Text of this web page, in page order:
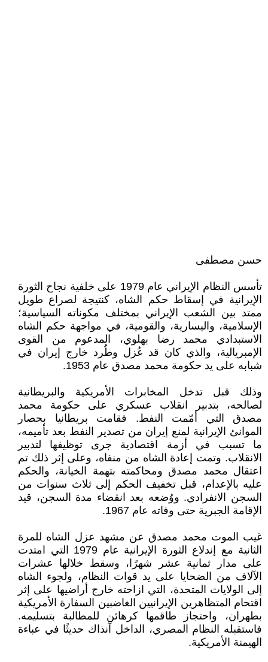
حسن مصطفى
تأسس النظام الإيراني عام 1979 على خلفية نجاح الثورة
الإيرانية في إسقاط حكم الشاه، كنتيجة لصراع طويل
ممتد بين الشعب الإيراني بمختلف مكوناته السياسية؛
الإسلامية، واليسارية، والقومية، في مواجهة حكم الشاه
الاستبدادي محمد رضا بهلوي، المدعوم من القوى
الإمبريالية، والذي كان قد عُزل وطُرد خارج إيران في
شبابه على يد حكومة محمد مصدق عام 1953.
وذلك قبل تدخل المخابرات الأمريكية والبريطانية
لصالحه، بتدبير انقلاب عسكري على حكومة محمد
مصدق التي أمّمت النفط. فقامت بريطانيا بحصار
الموانئ الإيرانية لمنع إيران من تصدير النفط بعد تأميمه،
ما تسبب في أزمة اقتصادية جرى توظيفها لتدبير
الانقلاب. وتمت إعادة الشاه من منفاه، وعلى إثر ذلك تم
اعتقال محمد مصدق ومحاكمته بتهمة الخيانة، والحكم
عليه بالإعدام، قبل تخفيف الحكم إلى ثلاث سنوات من
السجن الانفرادي. ووُضعه بعد انقضاء مدة السجن، قيد
الإقامة الجبرية حتى وفاته عام 1967.
غيب الموت محمد مصدق عن مشهد عزل الشاه للمرة
الثانية مع إندلاع الثورة الإيرانية عام 1979 التي امتدت
على مدار ثمانية عشر شهرًا، وسقط خلالها عشرات
الآلاف من الضحايا على يد قوات النظام، ولجوء الشاه
إلى الولايات المتحدة، التي ازاحته خارج أراضيها على إثر
اقتحام المتظاهرين الإيرانيين الغاضبين السفارة الأمريكية
بطهران، واحتجاز طاقمها كرهائن للمطالبة بتسليمه.
فاستقبله النظام المصري، الداخل آنذاك حديثًا في عباءة
الهيمنة الأمريكية.